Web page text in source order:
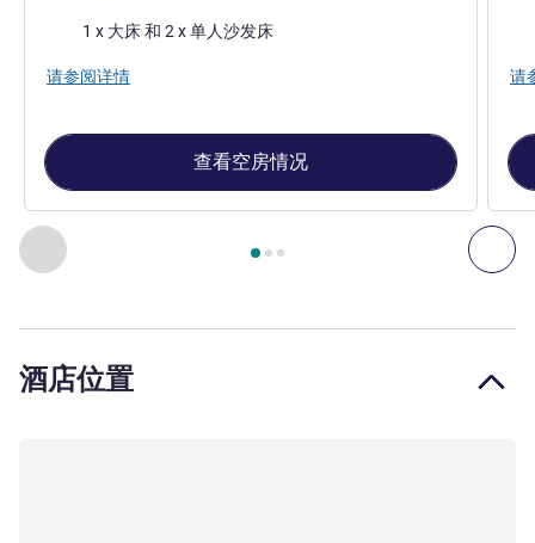
上一个 - 客房 下
第 页，共 , 客房 1 : 经典房，配备 1 张 160 厘米 x
床上用品 1 x 大床 和 2 x 单人沙发床
请参阅详情
查看空房情况
请
酒店位置